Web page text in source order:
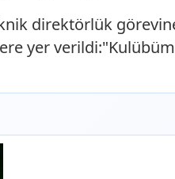
direktörlük
yer